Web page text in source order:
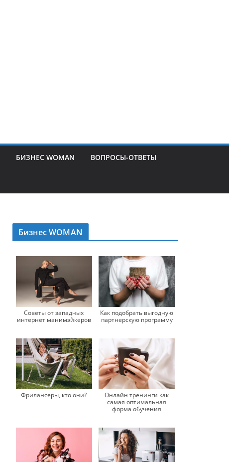
БИЗНЕС WOMAN ВОПРОСЫ-ОТВЕТЫ
Бизнес WOMAN
Советы от западных
интернет манимэйкеров
Как подобрать выгодную
партнерскую программу
Фрилансеры, кто они?
Онлайн тренинги как
самая оптимальная
форма обучения